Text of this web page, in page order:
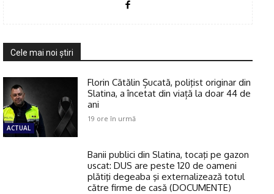
Cele mai noi ştiri
ACTUAL
Florin Cătălin Șucată, poliţist originar din
Slatina, a încetat din viață la doar 44 de
ani
19 ore în urmă
Banii publici din Slatina, tocaţi pe gazon
uscat: DUS are peste 120 de oameni
plătiţi degeaba şi externalizează totul
către firme de casă (DOCUMENTE)